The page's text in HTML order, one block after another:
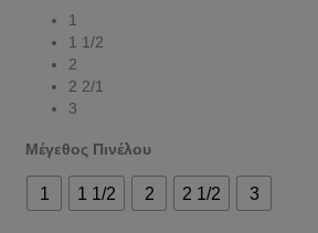
1
1 1/2
2
2 2/1
3
Μέγεθος Πινέλου
1 1 1/2 2 2 1/2 3